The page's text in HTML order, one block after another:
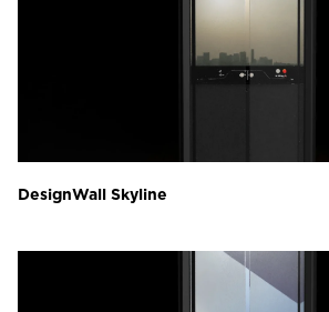
DesignWall Skyline